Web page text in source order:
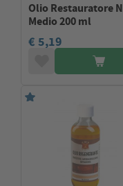
Olio Restauratore
Medio 200 ml
€ 5,19